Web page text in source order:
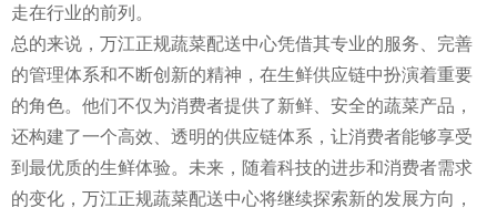
走在行业的前列。
总的来说，万江正规蔬菜配送中心凭借其专业的服务、完善
的管理体系和不断创新的精神，在生鲜供应链中扮演着重要
的角色。他们不仅为消费者提供了新鲜、安全的蔬菜产品，
还构建了一个高效、透明的供应链体系，让消费者能够享受
到最优质的生鲜体验。未来，随着科技的进步和消费者需求
的变化，万江正规蔬菜配送中心将继续探索新的发展方向，